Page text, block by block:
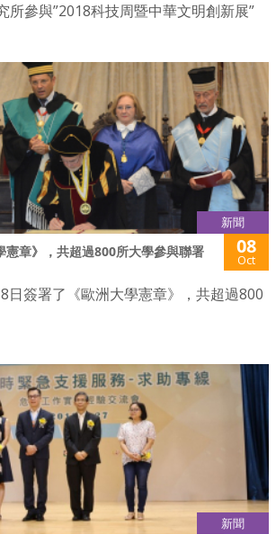
所參與”2018科技周暨中華文明創新展”
新聞
憲章》，共超過800所大學參與聯署 08
Oct
日簽署了《歐洲大學憲章》，共超過800
新聞